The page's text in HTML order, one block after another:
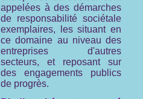
appelées à des démarches
de responsabilité sociétale
exemplaires, les situant en
ce domaine au niveau des
entreprises d'autres
secteurs, et reposant sur
des engagements publics
de progrès.